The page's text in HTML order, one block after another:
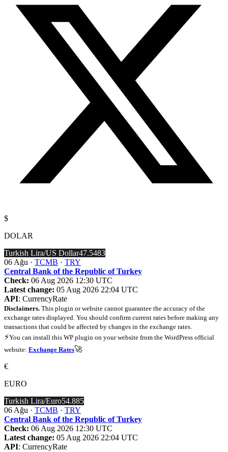
$
DOLAR
Turkish Lira/US Dollar47.5483
06 Ağu · TCMB · TRY
Central Bank of the Republic of Turkey
Check: 06 Aug 2026 12:30 UTC
Latest change: 05 Aug 2026 22:04 UTC
API: CurrencyRate
Disclaimers. This plugin or website cannot guarantee the accuracy of the
exchange rates displayed. You should confirm current rates before making any
transactions that could be affected by changes in the exchange rates.
⚡You can install this WP plugin on your website from the WordPress official
website: Exchange Rates🚀
€
EURO
Turkish Lira/Euro54.885
06 Ağu · TCMB · TRY
Central Bank of the Republic of Turkey
Check: 06 Aug 2026 12:30 UTC
Latest change: 05 Aug 2026 22:04 UTC
API: CurrencyRate